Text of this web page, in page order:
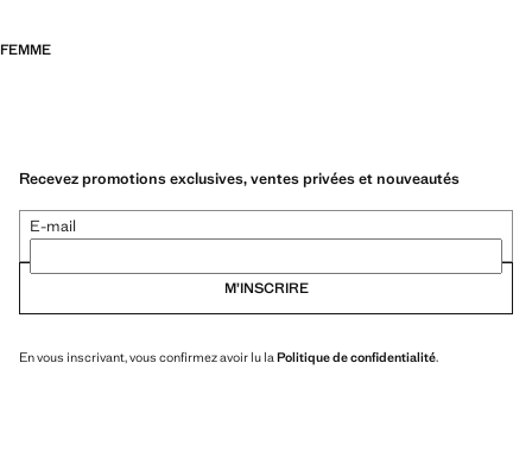
FEMME
Recevez promotions exclusives, ventes privées et nouveautés
E-mail
M’INSCRIRE
En vous inscrivant, vous confirmez avoir lu la Politique de confidentialité.